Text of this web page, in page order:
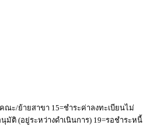
ณะ/ย้ายสาขา 15=ชำระค่าลงทะเบียนไม่
ติ (อยู่ระหว่างดำเนินการ) 19=รอชำระหนี้